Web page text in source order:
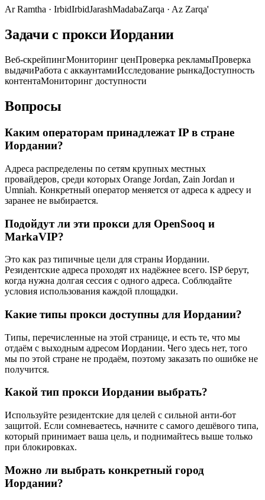
Ar Ramtha · IrbidIrbidJarashMadabaZarqa · Az Zarqa'
Задачи с прокси Иордании
Веб-скрейпингМониторинг ценПроверка рекламыПроверка
выдачиРабота с аккаунтамиИсследование рынкаДоступность
контентаМониторинг доступности
Вопросы
Каким операторам принадлежат IP в стране
Иордании?
Адреса распределены по сетям крупных местных
провайдеров, среди которых Orange Jordan, Zain Jordan и
Umniah. Конкретный оператор меняется от адреса к адресу и
заранее не выбирается.
Подойдут ли эти прокси для OpenSooq и
MarkaVIP?
Это как раз типичные цели для страны Иордании.
Резидентские адреса проходят их надёжнее всего. ISP берут,
когда нужна долгая сессия с одного адреса. Соблюдайте
условия использования каждой площадки.
Какие типы прокси доступны для Иордании?
Типы, перечисленные на этой странице, и есть те, что мы
отдаём с выходным адресом Иордании. Чего здесь нет, того
мы по этой стране не продаём, поэтому заказать по ошибке не
получится.
Какой тип прокси Иордании выбрать?
Используйте резидентские для целей с сильной анти-бот
защитой. Если сомневаетесь, начните с самого дешёвого типа,
который принимает ваша цель, и поднимайтесь выше только
при блокировках.
Можно ли выбрать конкретный город
Иордании?